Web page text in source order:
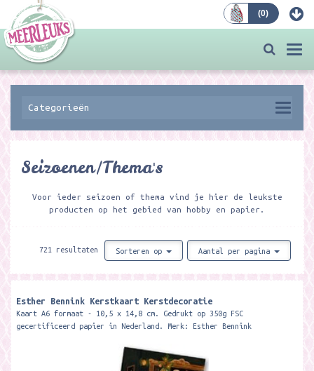
(0)
Categorieën
Seizoenen/Thema's
Voor ieder seizoen of thema vind je hier de leukste
producten op het gebied van hobby en papier.
721 resultaten Sorteren op Aantal per pagina
Esther Bennink Kerstkaart Kerstdecoratie
Kaart A6 formaat - 10,5 x 14,8 cm. Gedrukt op 350g FSC
gecertificeerd papier in Nederland. Merk: Esther Bennink